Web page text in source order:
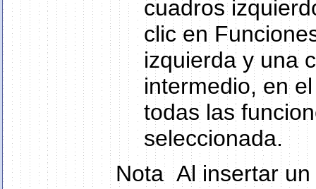
cuadros
clic en
izquierda y una
intermedio, en
todas las
seleccionada.
Nota Al insertar